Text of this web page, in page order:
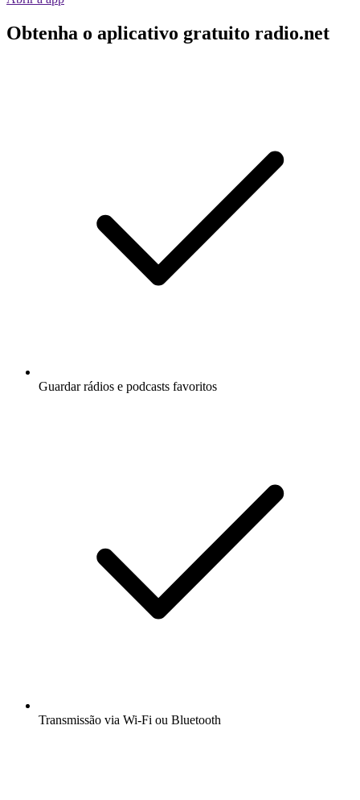
Obtenha o aplicativo gratuito radio.net
Guardar rádios e podcasts favoritos
Transmissão via Wi-Fi ou Bluetooth